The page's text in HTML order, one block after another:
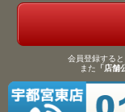
会員登録すると
また 「店舗